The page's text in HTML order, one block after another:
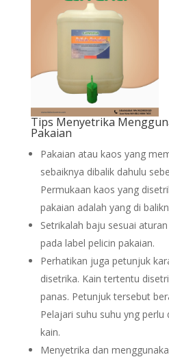
Tips Menyetrika
Pakaian
Pakaian atau kaos yang
sebaiknya dibalik dahulu
Permukaan kaos yang
pakaian adalah yang di
Setrikalah baju sesuai
pada label pelicin pakaian.
Perhatikan juga petunjuk
disetrika. Kain tertentu
panas. Petunjuk tersebut
Pelajari suhu suhu yng
kain.
Menyetrika dan